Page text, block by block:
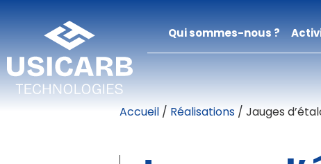
Qui sommes-nous ?
Accueil / Réalisations / Jauges